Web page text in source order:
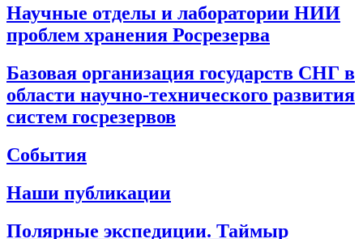
Научные отделы и лаборатории НИИ
проблем хранения Росрезерва
Базовая организация государств СНГ в
области научно-технического развития
систем госрезервов
События
Наши публикации
Полярные экспедиции. Таймыр